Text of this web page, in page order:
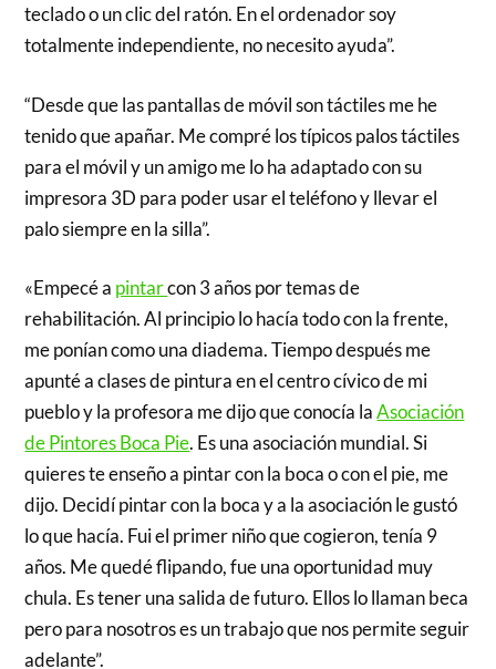
teclado o un clic del ratón. En el ordenador soy
totalmente independiente, no necesito ayuda”.
“Desde que las pantallas de móvil son táctiles me he
tenido que apañar. Me compré los típicos palos táctiles
para el móvil y un amigo me lo ha adaptado con su
impresora 3D para poder usar el teléfono y llevar el
palo siempre en la silla”.
«Empecé a pintarcon 3 años por temas de
rehabilitación. Al principio lo hacía todo con la frente,
me ponían como una diadema. Tiempo después me
apunté a clases de pintura en el centro cívico de mi
pueblo y la profesora me dijo que conocía laAsociación
de Pintores Boca Pie. Es una asociación mundial. Si
quieres te enseño a pintar con la boca o con el pie, me
dijo. Decidí pintar con la boca y a la asociación le gustó
lo que hacía. Fui el primer niño que cogieron, tenía 9
años. Me quedé flipando, fue una oportunidad muy
chula. Es tener una salida de futuro. Ellos lo llaman beca
pero para nosotros es un trabajo que nos permite seguir
adelante”.